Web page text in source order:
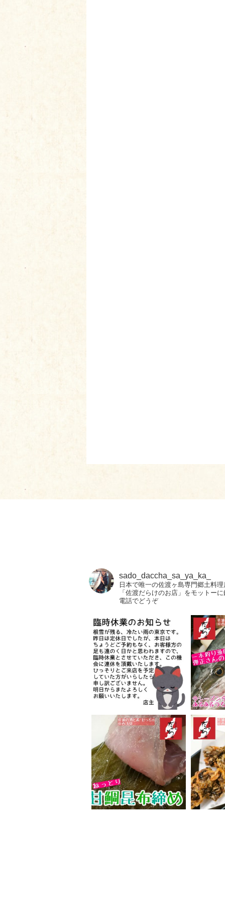
sado_daccha_sa_ya_ka_
日本で唯一の佐渡ヶ島専門郷土料
「佐渡だらけのお店」をモットー
電話でどうぞ